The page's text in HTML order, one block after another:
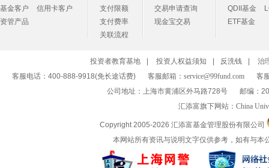
基金客户
信用卡客户
资管产品
支付限额
支付费率
关联流程
交易申请查询
现金宝交易
QDII基金
ETF基金
投资者教育基地 投资人权益须知 反洗钱
治
客服电话：400-888-9918(免长途话费)
客服邮箱： service@99fund.com
客
公司地址：上海市黄浦区外马路728号
邮编：
汇添富旗下网站： China
Copyright 2005-2026 汇添富基金管理股份有限公司
本网站所有资讯与说明文字仅供参考，如有与本